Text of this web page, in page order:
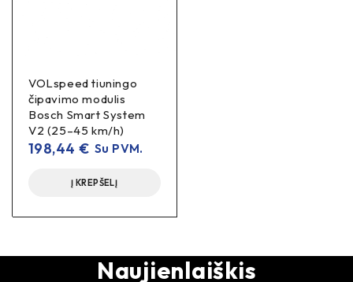
VOLspeed tiuningo
čipavimo modulis
Bosch Smart System
V2 (25–45 km/h)
198,44 € Su PVM.
Į KREPŠELĮ
Naujienlaiškis